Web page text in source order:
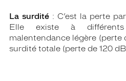
La surdité : C’est la perte
Elle existe à
malentendance légère (perte
surdité totale (perte de 120